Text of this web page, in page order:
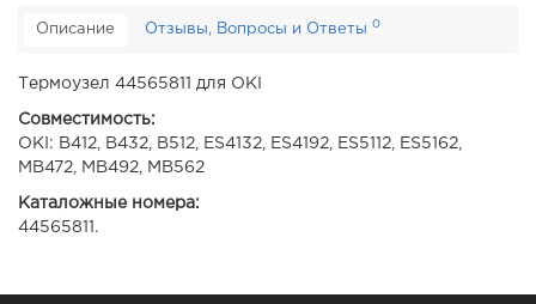
Описание Отзывы, Вопросы и Ответы 0
Термоузел 44565811 для OKI
Совместимость:
OKI: B412, B432, B512, ES4132, ES4192, ES5112, ES5162,
MB472, MB492, MB562
Каталожные номера:
44565811.